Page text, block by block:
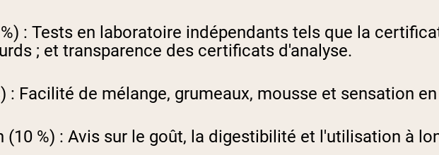
: Tests en laboratoire indépendants tels que la
; et transparence des certificats d'analyse.
: Facilité de mélange, grumeaux, mousse et sensation
%) : Avis sur le goût, la digestibilité et l'utilisation à